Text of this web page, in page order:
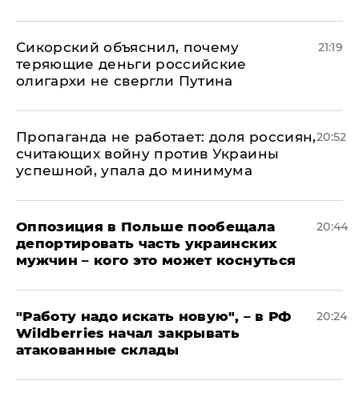
Сикорский объяснил, почему
теряющие деньги российские
олигархи не свергли Путина
21:19
​Пропаганда не работает: доля россиян,
считающих войну против Украины
успешной, упала до минимума
20:52
Оппозиция в Польше пообещала
депортировать часть украинских
мужчин – кого это может коснуться
20:44
"Работу надо искать новую", – в РФ
Wildberries начал закрывать
атакованные склады
20:24